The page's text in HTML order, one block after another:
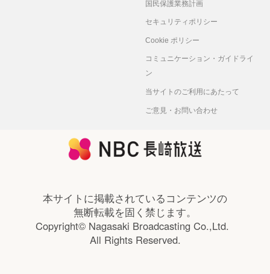
国民保護業務計画
セキュリティポリシー
Cookie ポリシー
コミュニケーション・ガイドライ
ン
当サイトのご利用にあたって
ご意見・お問い合わせ
本サイトに掲載されているコンテンツの
無断転載を固く禁じます。
Copyright© Nagasaki Broadcasting Co.,Ltd.
All Rights Reserved.